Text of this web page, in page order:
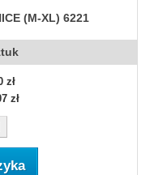
(M-XL) 6221
zł
zł